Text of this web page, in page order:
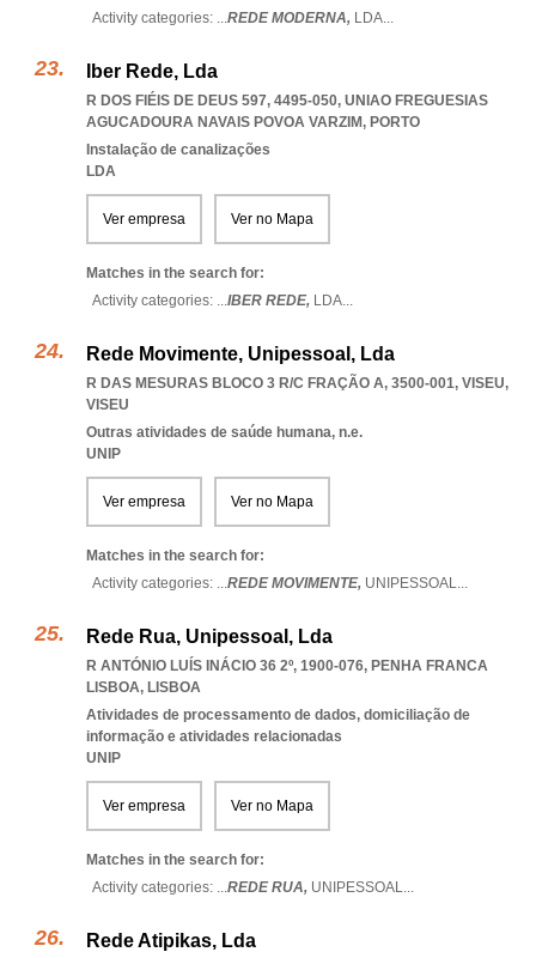
Activity categories: ...REDE MODERNA, LDA...
Iber Rede, Lda
R DOS FIÉIS DE DEUS 597, 4495-050, UNIAO FREGUESIAS
AGUCADOURA NAVAIS POVOA VARZIM, PORTO
Instalação de canalizações
LDA
Ver empresa Ver no Mapa
Matches in the search for:
Activity categories: ...IBER REDE, LDA...
Rede Movimente, Unipessoal, Lda
R DAS MESURAS BLOCO 3 R/C FRAÇÃO A, 3500-001, VISEU,
VISEU
Outras atividades de saúde humana, n.e.
UNIP
Ver empresa Ver no Mapa
Matches in the search for:
Activity categories: ...REDE MOVIMENTE, UNIPESSOAL...
Rede Rua, Unipessoal, Lda
R ANTÓNIO LUÍS INÁCIO 36 2º, 1900-076, PENHA FRANCA
LISBOA, LISBOA
Atividades de processamento de dados, domiciliação de
informação e atividades relacionadas
UNIP
Ver empresa Ver no Mapa
Matches in the search for:
Activity categories: ...REDE RUA, UNIPESSOAL...
Rede Atipikas, Lda